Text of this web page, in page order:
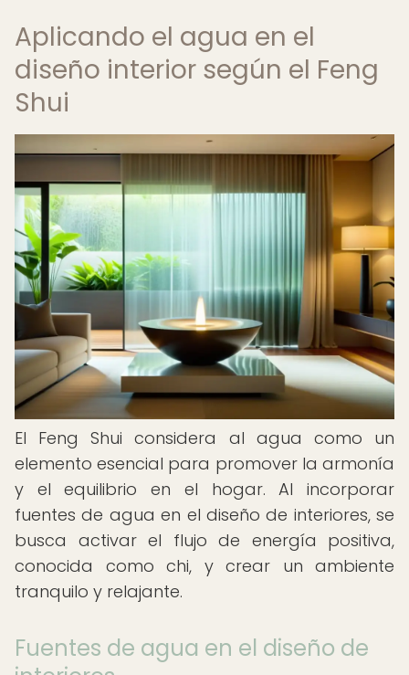
Aplicando el agua en el
diseño interior según el Feng
Shui
El Feng Shui considera al agua como un
elemento esencial para promover la armonía
y el equilibrio en el hogar. Al incorporar
fuentes de agua en el diseño de interiores, se
busca activar el flujo de energía positiva,
conocida como chi, y crear un ambiente
tranquilo y relajante.
Fuentes de agua en el diseño de